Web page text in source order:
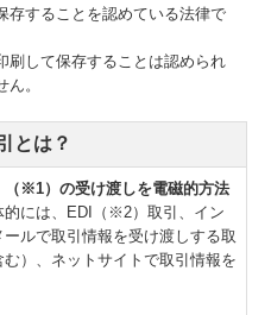
存することを認めている法律で
刷して保存することは認められ
。
とは？
（※1）の受け渡しを電磁的方法
的には、EDI（※2）取引、イン
ルで取引情報を受け渡しする取
）、ネットサイトで取引情報を